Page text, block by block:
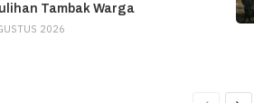
Tambak Warga
2026